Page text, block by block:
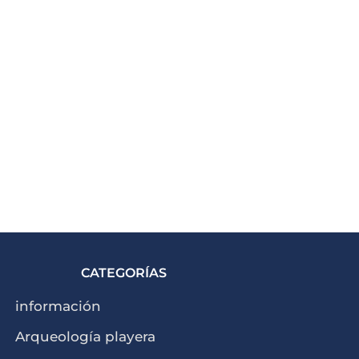
CATEGORÍAS
información
Arqueología playera